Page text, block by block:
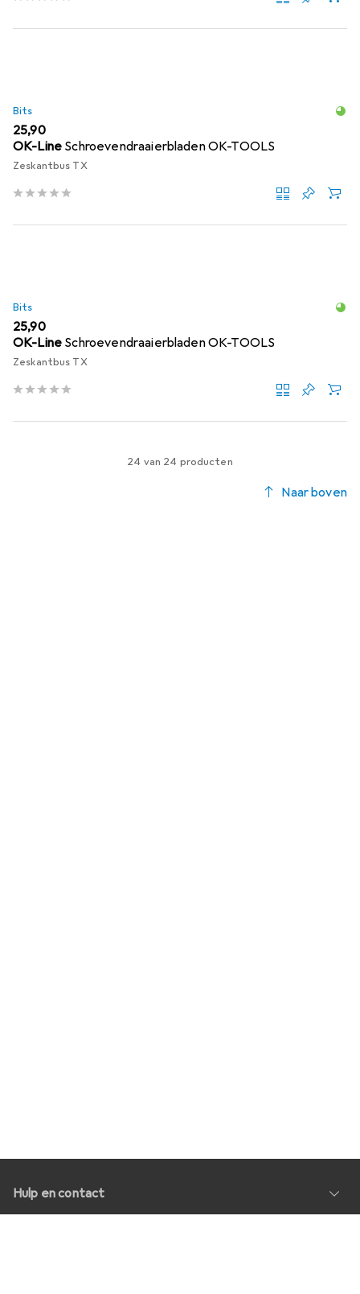
Bits
EUR
25,90
OK-Line Schroevendraaierbladen OK-TOOLS
Zeskantbus TX
Bits
EUR
25,90
OK-Line Schroevendraaierbladen OK-TOOLS
Zeskantbus TX
24 van 24 producten
Naar boven
Hulp en contact